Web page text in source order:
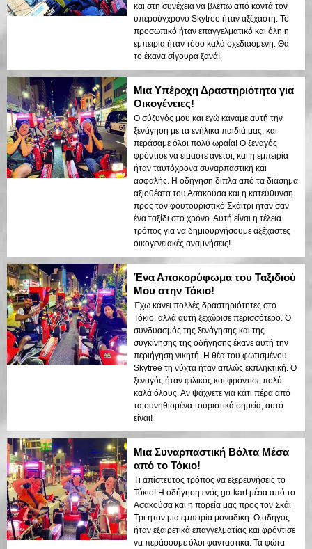
και στη συνέχεια να βλέπω από κοντά τον
υπερσύγχρονο Skytree ήταν αξέχαστη. Το
προσωπικό ήταν επαγγελματικό και όλη η
εμπειρία ήταν τόσο καλά σχεδιασμένη. Θα
το έκανα σίγουρα ξανά!
Μια Υπέροχη Δραστηριότητα για
Οικογένειες!
Ο σύζυγός μου και εγώ κάναμε αυτή την
ξενάγηση με τα ενήλικα παιδιά μας, και
περάσαμε όλοι πολύ ωραία! Ο ξεναγός
φρόντισε να είμαστε άνετοι, και η εμπειρία
ήταν ταυτόχρονα συναρπαστική και
ασφαλής. Η οδήγηση δίπλα από τα διάσημα
αξιοθέατα του Ασακούσα και η κατεύθυνση
προς τον φουτουριστικό Σκάιτρι ήταν σαν
ένα ταξίδι στο χρόνο. Αυτή είναι η τέλεια
τρόπος για να δημιουργήσουμε αξέχαστες
οικογενειακές αναμνήσεις!
Ένα Αποκορύφωμα του Ταξιδιού
Μου στην Τόκιο!
Έχω κάνει πολλές δραστηριότητες στο
Τόκιο, αλλά αυτή ξεχώρισε περισσότερο. Ο
συνδυασμός της ξενάγησης και της
συγκίνησης της οδήγησης έκανε αυτή την
περιήγηση νικητή. Η θέα του φωτισμένου
Skytree τη νύχτα ήταν απλώς εκπληκτική. Ο
ξεναγός ήταν φιλικός και φρόντισε πολύ
καλά όλους. Αν ψάχνετε για κάτι πέρα από
τα συνηθισμένα τουριστικά σημεία, αυτό
είναι!
Μια Συναρπαστική Βόλτα Μέσα
από το Τόκιο!
Τι απίστευτος τρόπος να εξερευνήσεις το
Τόκιο! Η οδήγηση ενός go-kart μέσα από το
Ασακούσα και η πορεία μας προς τον Σκάι
Τρι ήταν μια εμπειρία μοναδική. Ο οδηγός
ήταν εξαιρετικά επαγγελματίας και φρόντισε
να περάσουμε όλοι φανταστικά. Τα φώτα